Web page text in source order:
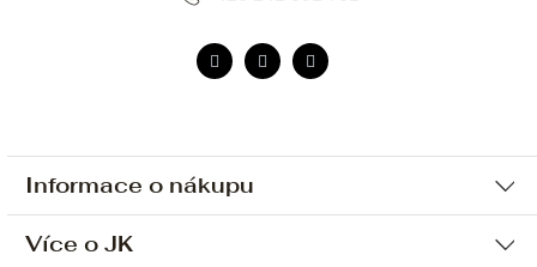
Informace o nákupu
Ochrana osobních údajů
Více o JK